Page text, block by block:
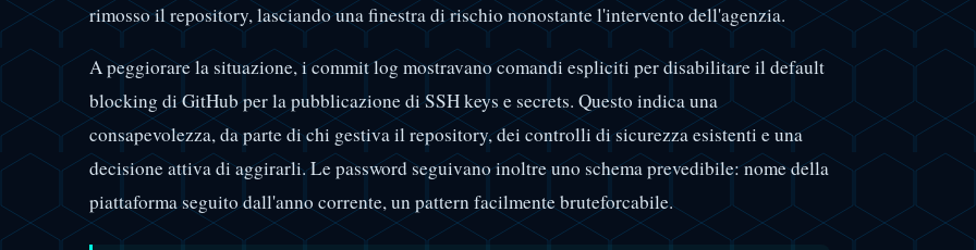
rimosso il repository, lasciando una finestra di rischio nonostante l'intervento dell'agenzia.
A peggiorare la situazione, i commit log mostravano comandi espliciti per disabilitare il default
blocking di GitHub per la pubblicazione di SSH keys e secrets. Questo indica una
consapevolezza, da parte di chi gestiva il repository, dei controlli di sicurezza esistenti e una
decisione attiva di aggirarli. Le password seguivano inoltre uno schema prevedibile: nome della
piattaforma seguito dall'anno corrente, un pattern facilmente bruteforcabile.